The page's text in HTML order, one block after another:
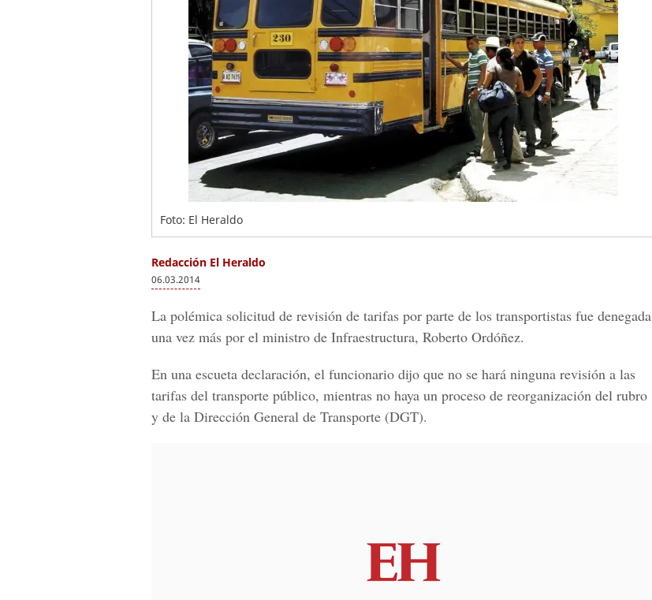
Foto: El Heraldo
Redacción El Heraldo
06.03.2014
La polémica solicitud de revisión de tarifas por parte de los transportistas fue denegada
una vez más por el ministro de Infraestructura, Roberto Ordóñez.
En una escueta declaración, el funcionario dijo que no se hará ninguna revisión a las
tarifas del transporte público, mientras no haya un proceso de reorganización del rubro
y de la Dirección General de Transporte (DGT).